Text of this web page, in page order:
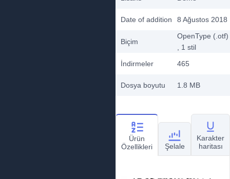
Date of addition 8 Ağustos 2018
Biçim
OpenType (.otf)
, 1 stil
İndirmeler
465
Dosya boyutu 1.8 MB
Ürün
Özellikleri
Şelale
Karakter
haritası